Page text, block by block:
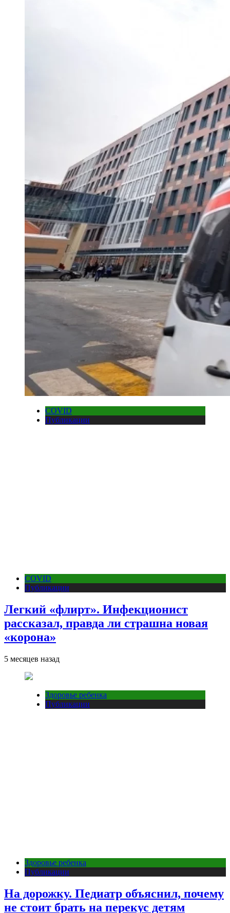
COVID
Публикации
COVID
Публикации
Легкий «флирт». Инфекционист
рассказал, правда ли страшна новая
«корона»
5 месяцев назад
Здоровье ребенка
Публикации
Здоровье ребенка
Публикации
На дорожку. Педиатр объяснил, почему
не стоит брать на перекус детям